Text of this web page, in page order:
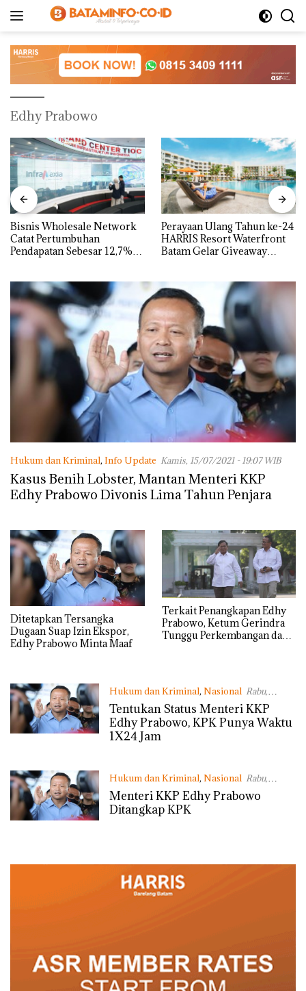
Edhy Prabowo
Bisnis Wholesale Network
Catat Pertumbuhan
Pendapatan Sebesar 12,7%
Perayaan Ulang Tahun ke-24
HARRIS Resort Waterfront
Batam Gelar Giveaway
Hukum dan Kriminal, Info Update Kamis, 15/07/2021 - 19:07 WIB
Kasus Benih Lobster, Mantan Menteri KKP
Edhy Prabowo Divonis Lima Tahun Penjara
Ditetapkan Tersangka
Dugaan Suap Izin Ekspor,
Edhy Prabowo Minta Maaf
Terkait Penangkapan Edhy
Prabowo, Ketum Gerindra
Tunggu Perkembangan dari
Hukum dan Kriminal, Nasional Rabu,
25/11/2020 - 11:12 WIB
Tentukan Status Menteri KKP
Edhy Prabowo, KPK Punya Waktu
1X24 Jam
Hukum dan Kriminal, Nasional Rabu,
25/11/2020 - 09:46 WIB
Menteri KKP Edhy Prabowo
Ditangkap KPK